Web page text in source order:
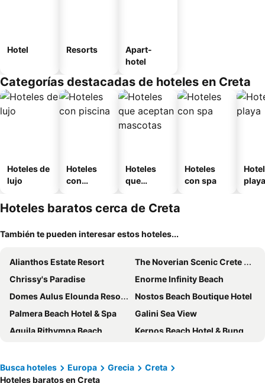
Hotel Resorts
Apart-
hotel
Categorías destacadas de hoteles en Creta
Hoteles de
lujo
Hoteles
con
Hoteles
que
mascotas
Hoteles
con spa
playa
Hoteles baratos cerca de Creta
También te pueden interesar estos hoteles...
Alianthos Estate Resort
The Noverian Scenic Crete 5 Star Hilltop Villa Resort & Spa
Chrissy's Paradise
Enorme Infinity Beach
Domes Aulus Elounda Resort, Curio Collection by Hilton
Nostos Beach Boutique Hotel
Palmera Beach Hotel & Spa
Galini Sea View
Aquila Rithymna Beach
Kernos Beach Hotel & Bungalows
Glaros Royal Beach Hotel
Sol Marina Beach Crete
Busca hoteles Europa Grecia
Creta
Hoteles baratos en Creta